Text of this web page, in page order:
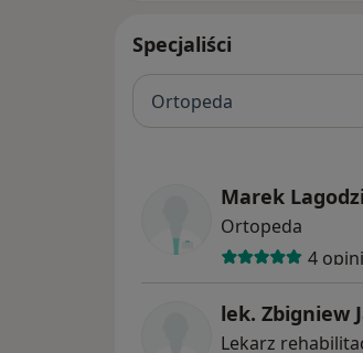
Specjaliści
Ortopeda
Marek
Ortopeda
4
lek. Zbigniew
Lekarz